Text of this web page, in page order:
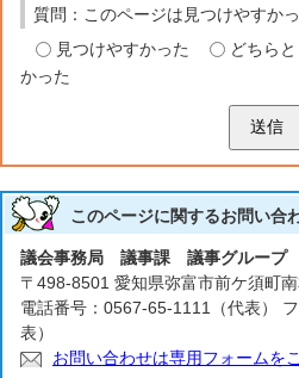
質問：このページは見つけやすか
見つけやすかった
どちら
かった
送信
このページに関するお問い合
議会事務局 議事課 議事グループ
〒498-8501 愛知県弥富市前ケ須町
電話番号：0567-65-1111（代表）
表）
お問い合わせは専用フォームを